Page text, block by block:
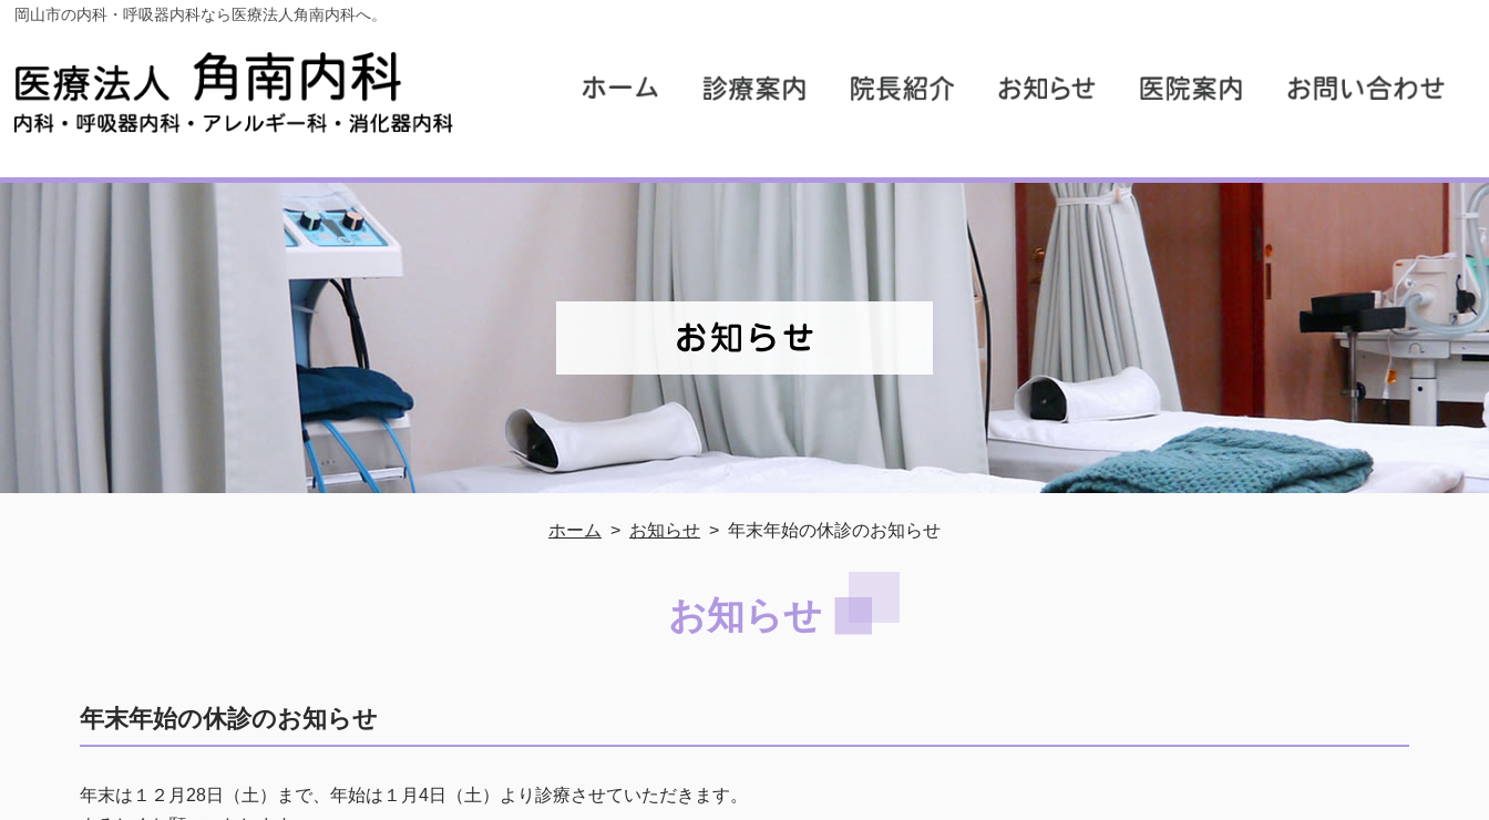
岡山市の内科・呼吸器内科なら医療法人角南内科へ。
ホーム > お知らせ > 年末年始の休診のお知らせ
お知らせ
年末年始の休診のお知らせ
年末は１２月28日（土）まで、年始は１月4日（土）より診療させていただきます。